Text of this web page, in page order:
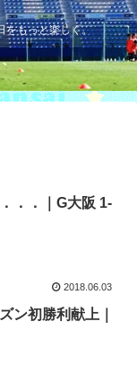
をもっと楽しく。
．．｜G大阪 1-
2018.06.03
ン初勝利献上｜